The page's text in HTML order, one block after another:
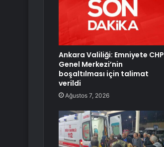
Ankara Valiliği: Emniyete CHP
Genel Merkezi’nin
boşaltılması için talimat
verildi
Ağustos 7, 2026